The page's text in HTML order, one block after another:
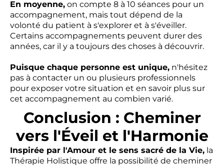
En moyenne, on compte 8 à 10 séances pour un
accompagnement, mais tout dépend de la
volonté du patient à s'explorer et à s'éveiller.
Certains accompagnements peuvent durer des
années, car il y a toujours des choses à découvrir.
Puisque chaque personne est unique, n'hésitez
pas à contacter un ou plusieurs professionnels
pour exposer votre situation et en savoir plus sur
cet accompagnement au combien varié.
Conclusion : Cheminer
vers l'Éveil et l'Harmonie
Inspirée par l'Amour et le sens sacré de la Vie, la
Thérapie Holistique offre la possibilité de cheminer